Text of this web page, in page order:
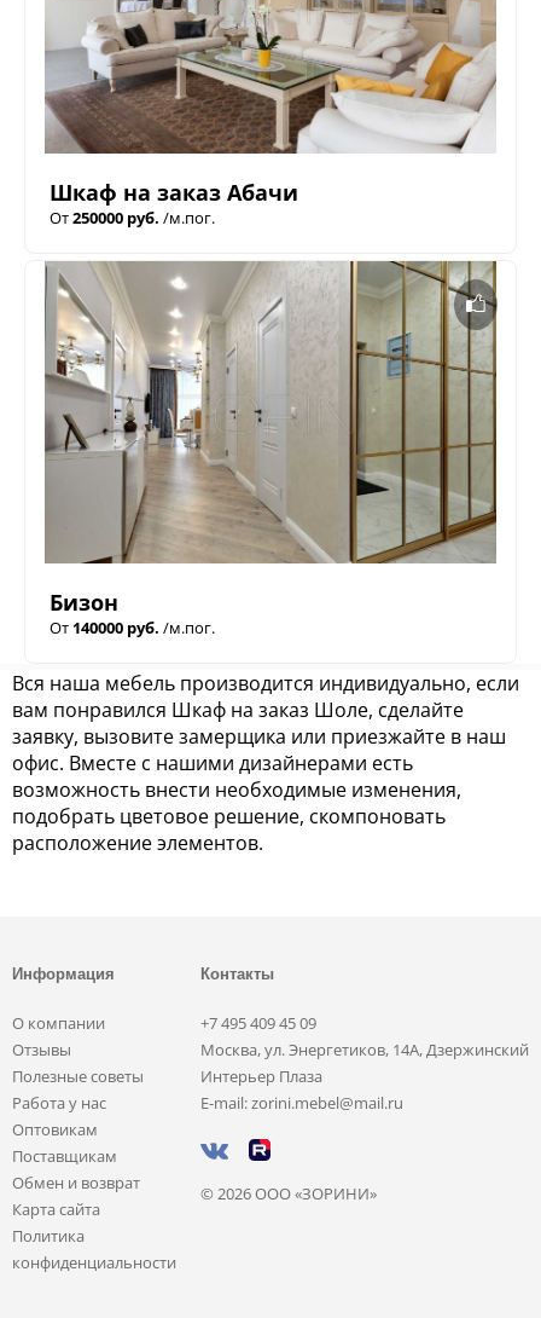
Шкаф на заказ Абачи
От250000 руб. /м.пог.
Бизон
От 140000 руб. /м.пог.
Вся наша мебель производится индивидуально, если
вам понравился Шкаф на заказ Шоле, сделайте
заявку, вызовите замерщика или приезжайте в наш
офис. Вместе с нашими дизайнерами есть
возможность внести необходимые изменения,
подобрать цветовое решение, скомпоновать
расположение элементов.
Информация
О компании
Отзывы
Полезные советы
Работа у нас
Оптовикам
Поставщикам
Обмен и возврат
Карта сайта
Политика
конфиденциальности
Контакты
+7 495 409 45 09
Москва, ул. Энергетиков, 14А, Дзержинский
Интерьер Плаза
E-mail: zorini.mebel@mail.ru
© 2026 ООО «ЗОРИНИ»